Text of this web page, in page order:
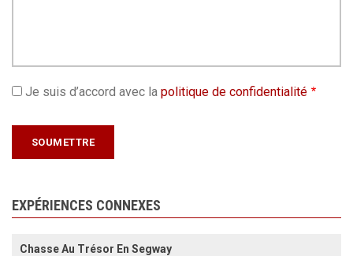
Je suis d’accord avec la politique de confidentialité
EXPÉRIENCES CONNEXES
Chasse Au Trésor En Segway